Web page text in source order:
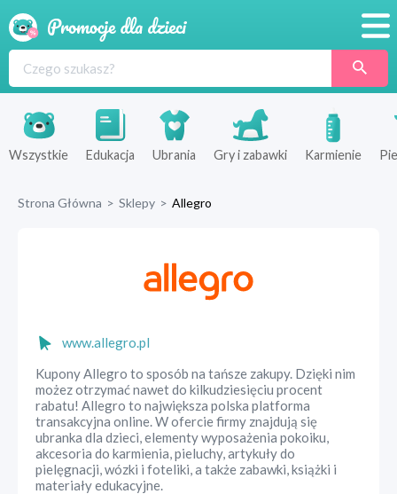
Produkty
Sklepy
Wszystkie Edukacja Ubrania Gry i zabawki Karmienie
Strona Główna > Sklepy > Allegro
www.allegro.pl
Kupony Allegro to sposób na tańsze zakupy. Dzięki nim
możez otrzymać nawet do kilkudziesięciu procent
rabatu! Allegro to największa polska platforma
transakcyjna online. W ofercie firmy znajdują się
ubranka dla dzieci, elementy wyposażenia pokoiku,
akcesoria do karmienia, pieluchy, artykuły do
pielęgnacji, wózki i foteliki, a także zabawki, książki i
materiały edukacyjne.